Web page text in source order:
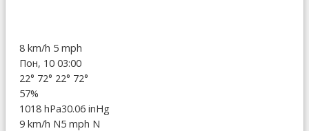
8 km/h 5 mph
Пон, 10 03:00
22° 72° 22° 72°
57%
1018 hPa30.06 inHg
9 km/h N5 mph N